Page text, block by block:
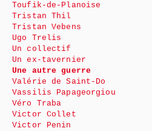
Toufik-de-Planoise
Tristan Thil
Tristan Vebens
Ugo Trelis
Un collectif
Un ex-tavernier
Une autre guerre
Valérie de Saint-Do
Vassilis Papageorgiou
Véro Traba
Victor Collet
Victor Penin